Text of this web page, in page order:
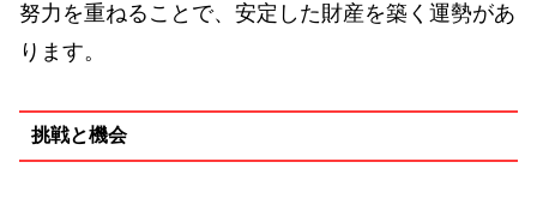
努力を重ねることで、安定した財産を築く運勢があ
ります。
挑戦と機会